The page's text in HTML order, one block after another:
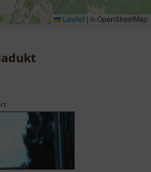
Leaflet | © OpenStreetMap